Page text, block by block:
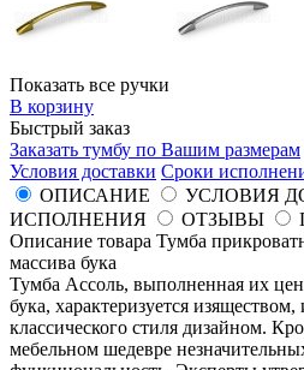
Показать все ручки
В корзину
Быстрый заказ
Заказать тумбу по Вашим размерам
Условия доставки Сроки
ОПИСАНИЕ
УСЛОВИЯ
ИСПОЛНЕНИЯ
ОТЗЫВЫ
Описание товара Тумба
массива бука
Тумба Ассоль, выполненная их
бука, характеризуется
классического стиля дизайном.
мебельном шедевре